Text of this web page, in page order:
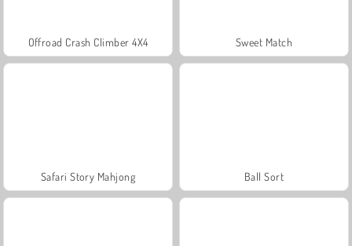
Offroad Crash Climber 4X4 Sweet Match
Safari Story Mahjong Ball Sort